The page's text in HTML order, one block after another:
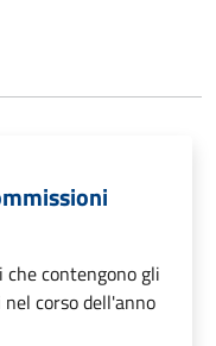
contengono gli
corso dell'anno